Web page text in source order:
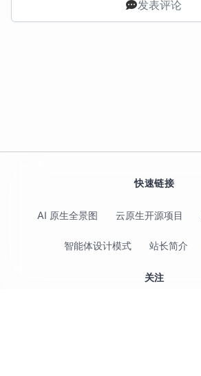
发表评论
快速链接
AI 原生全景图 云原生开源项目
智能体设计模式 站长简介
关注